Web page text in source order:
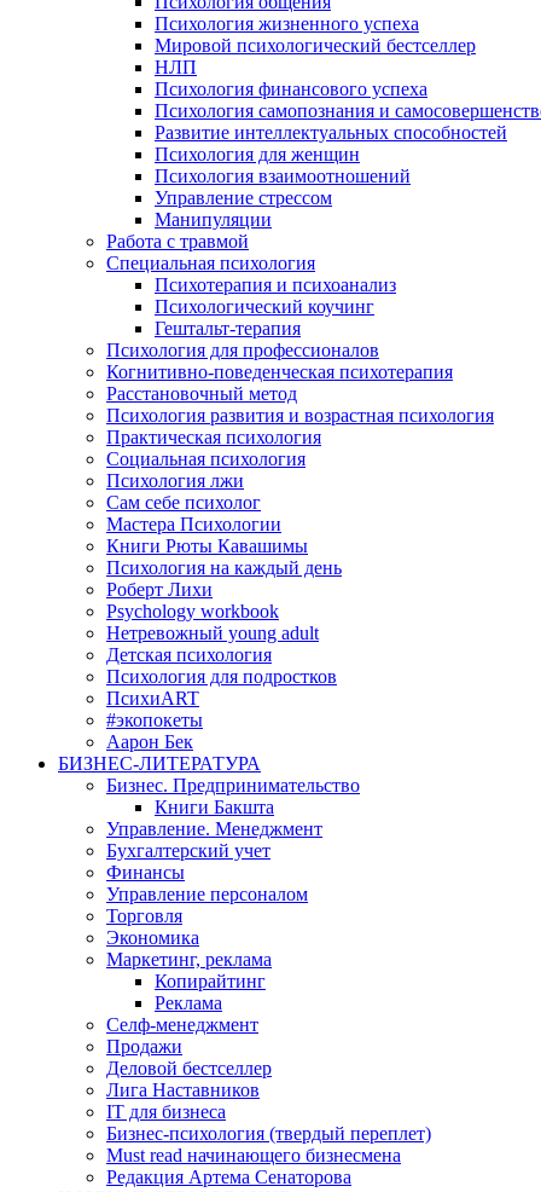
Психология жизненного успеха
Мировой психологический бестселлер
НЛП
Психология финансового успеха
Психология самопознания и
Развитие интеллектуальных способностей
Психология для женщин
Психология взаимоотношений
Управление стрессом
Манипуляции
Работа с травмой
Специальная психология
Психотерапия и психоанализ
Психологический коучинг
Гештальт-терапия
Психология для профессионалов
Когнитивно-поведенческая психотерапия
Расстановочный метод
Психология развития и возрастная психология
Практическая психология
Социальная психология
Психология лжи
Сам себе психолог
Мастера Психологии
Книги Рюты Кавашимы
Психология на каждый день
Роберт Лихи
Psychology workbook
Нетревожный young adult
Детская психология
Психология для подростков
ПсихиART
#экопокеты
Аарон Бек
БИЗНЕС-ЛИТЕРАТУРА
Бизнес. Предпринимательство
Книги Бакшта
Управление. Менеджмент
Бухгалтерский учет
Финансы
Управление персоналом
Торговля
Экономика
Маркетинг, реклама
Копирайтинг
Реклама
Селф-менеджмент
Продажи
Деловой бестселлер
Лига Наставников
IT для бизнеса
Бизнес-психология (твердый переплет)
Must read начинающего бизнесмена
Редакция Артема Сенаторова